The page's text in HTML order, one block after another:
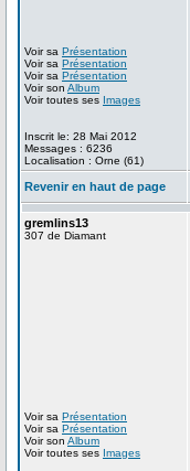
Voir sa Présentation
Voir sa Présentation
Voir sa Présentation
Voir son Album
Voir toutes ses Images
Inscrit le: 28 Mai 2012
Messages : 6236
Localisation : Orne (61)
Revenir en haut de page
gremlins13
307 de Diamant
Voir sa Présentation
Voir sa Présentation
Voir son Album
Voir toutes ses Images